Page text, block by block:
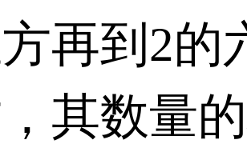
再到2的
其数量